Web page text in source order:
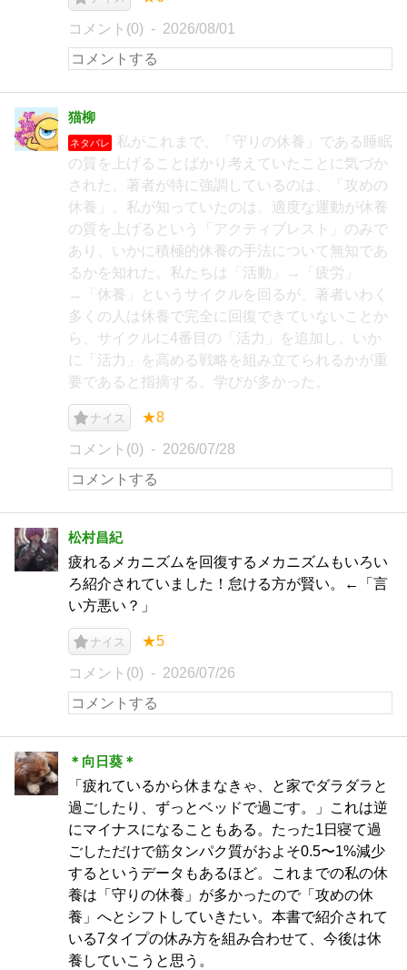
コメント(0) 2026/08/01
猫柳
ネタバレ
私がこれまで、「守りの休養」である睡眠
の質を上げることばかり考えていたことに気づか
された。著者が特に強調しているのは、「攻めの
休養」。私が知っていたのは、適度な運動が休養
の質を上げるという「アクティブレスト」のみで
あり、いかに積極的休養の手法について無知であ
るかを知れた。私たちは「活動」→「疲労」
→「休養」というサイクルを回るが、著者いわく
多くの人は休養で完全に回復できていないことか
ら、サイクルに4番目の「活力」を追加し、いか
に「活力」を高める戦略を組み立てられるかが重
要であると指摘する。学びが多かった。
ナイス ★8
コメント(0) 2026/07/28
松村昌紀
疲れるメカニズムを回復するメカニズムもいろい
ろ紹介されていました！怠ける方が賢い。←「言
い方悪い？」
ナイス ★5
コメント(0) 2026/07/26
＊向日葵＊
「疲れているから休まなきゃ、と家でダラダラと
過ごしたり、ずっとベッドで過ごす。」これは逆
にマイナスになることもある。たった1日寝て過
ごしただけで筋タンパク質がおよそ0.5〜1%減少
するというデータもあるほど。これまでの私の休
養は「守りの休養」が多かったので「攻めの休
養」へとシフトしていきたい。本書で紹介されて
いる7タイプの休み方を組み合わせて、今後は休
養していこうと思う。